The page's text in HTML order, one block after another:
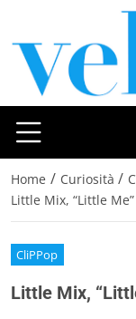
Home / Curiosità /
Little Mix, “Little Me”
CliPPop
Little Mix,